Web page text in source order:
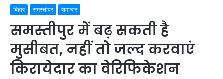
बिहार समस्तीपुर समाचार
समस्तीपुर में बढ़ सकती है
मुसीबत, नहीं तो जल्द करवाएं
किरायेदार का वेरिफिकेशन